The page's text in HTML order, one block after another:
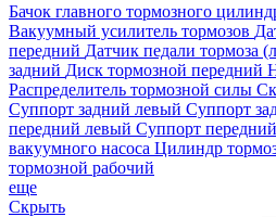
Бачок главного тормозного
Вакуумный усилитель тормозов
передний Датчик педали тормоза
задний Диск тормозной передний
Распределитель тормозной силы
Суппорт задний левый Суппорт
передний левый Суппорт
вакуумного насоса Цилиндр
тормозной рабочий
еще
Скрыть